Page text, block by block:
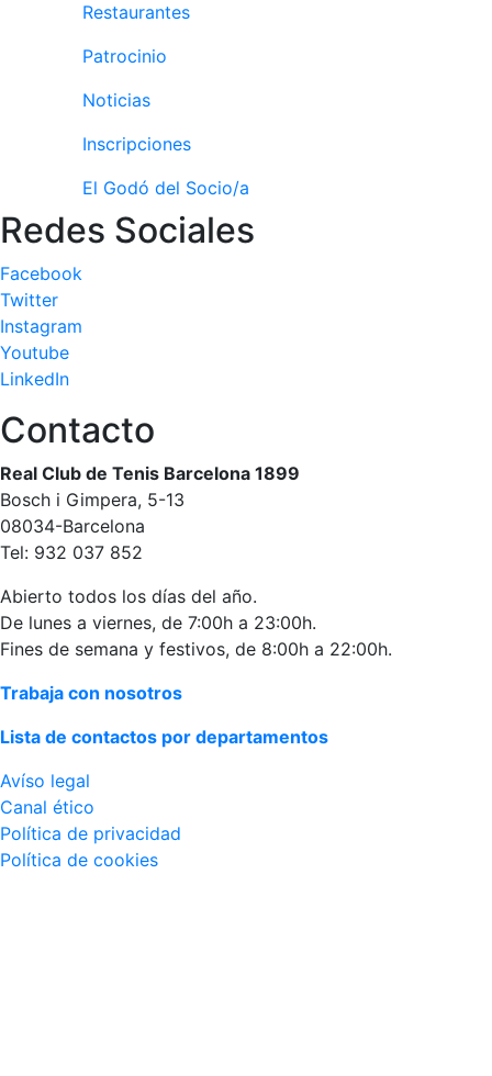
Restaurantes
Patrocinio
Noticias
Inscripciones
El Godó del Socio/a
Redes Sociales
Facebook
Twitter
Instagram
Youtube
LinkedIn
Contacto
Real Club de Tenis Barcelona 1899
Bosch i Gimpera, 5-13
08034-Barcelona
Tel: 932 037 852
Abierto todos los días del año.
De lunes a viernes, de 7:00h a 23:00h.
Fines de semana y festivos, de 8:00h a 22:00h.
Trabaja con nosotros
Lista de contactos por departamentos
Avíso legal
Canal ético
Política de privacidad
Política de cookies